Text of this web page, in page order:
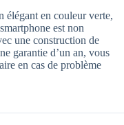
élégant en couleur verte,
est non
une construction de
garantie d’un an, vous
en cas de problème